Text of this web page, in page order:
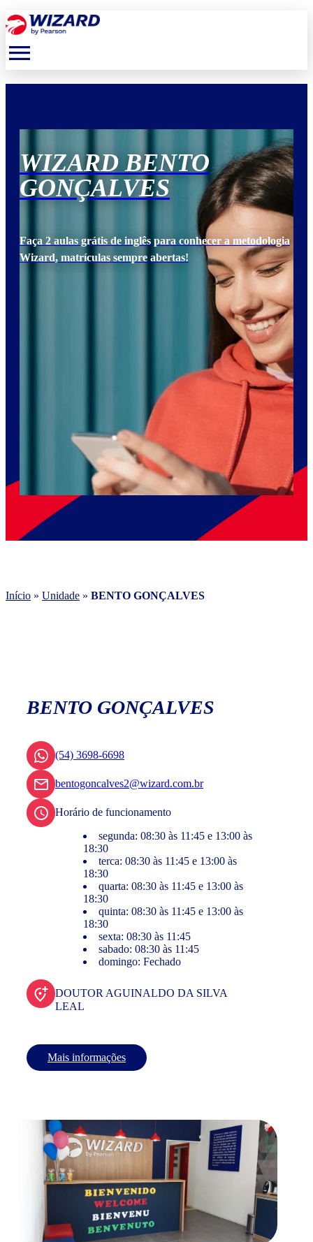
menu
WIZARD BENTO
GONÇALVES
Faça 2 aulas grátis de inglês para conhecer a metodologia
Wizard, matrículas sempre abertas!
Início » Unidade » BENTO GONÇALVES
BENTO GONÇALVES
(54) 3698-6698
bentogoncalves2@wizard.com.br
Horário de funcionamento
segunda: 08:30 às 11:45 e 13:00 às
18:30
terca: 08:30 às 11:45 e 13:00 às
18:30
quarta: 08:30 às 11:45 e 13:00 às
18:30
quinta: 08:30 às 11:45 e 13:00 às
18:30
sexta: 08:30 às 11:45
sabado: 08:30 às 11:45
domingo: Fechado
DOUTOR AGUINALDO DA SILVA
LEAL
Mais informações